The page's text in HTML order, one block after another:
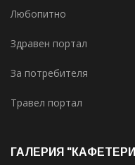
Любопитно
Здравен портал
За потребителя
Травел портал
ГАЛЕРИЯ